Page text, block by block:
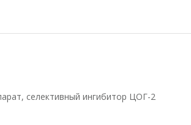
селективный ингибитор ЦОГ-2